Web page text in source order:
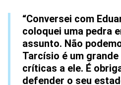
“Conversei com
coloquei uma pedra
assunto. Não
Tarcísio é um
críticas a ele. É
defender o seu